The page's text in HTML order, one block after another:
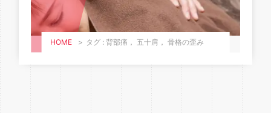
HOME > タグ : 背部痛， 五十肩， 骨格の歪み